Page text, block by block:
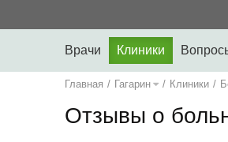
Врачи Клиники
Главная / Гагарин / Клиники /
Отзывы о